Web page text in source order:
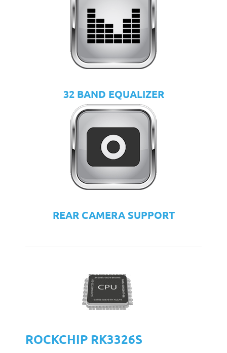
32 BAND EQUALIZER
REAR CAMERA SUPPORT
ROCKCHIP RK3326S